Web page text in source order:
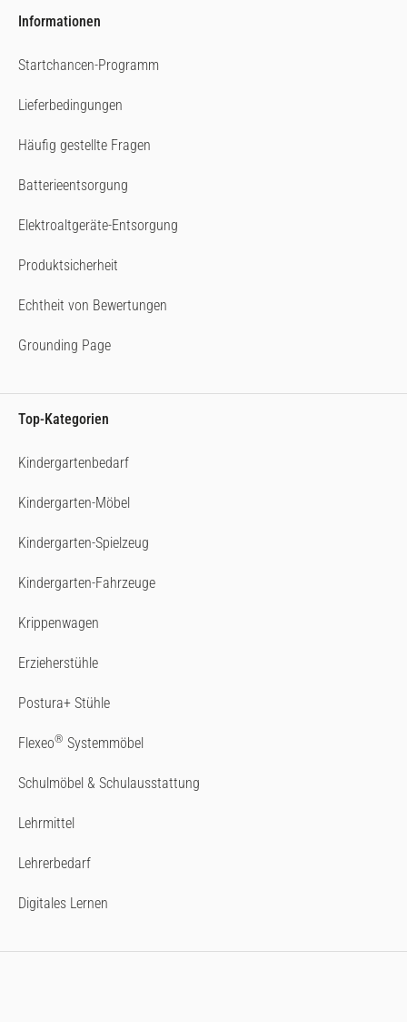
Informationen
Startchancen-Programm
Lieferbedingungen
Häufig gestellte Fragen
Batterieentsorgung
Elektroaltgeräte-Entsorgung
Produktsicherheit
Echtheit von Bewertungen
Grounding Page
Top-Kategorien
Kindergartenbedarf
Kindergarten-Möbel
Kindergarten-Spielzeug
Kindergarten-Fahrzeuge
Krippenwagen
Erzieherstühle
Postura+ Stühle
Flexeo® Systemmöbel
Schulmöbel & Schulausstattung
Lehrmittel
Lehrerbedarf
Digitales Lernen